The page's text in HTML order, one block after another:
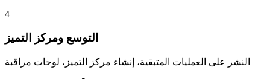
4
التوسع ومركز التميز
النشر على العمليات المتبقية، إنشاء مركز التميز، لوحات مراقبة